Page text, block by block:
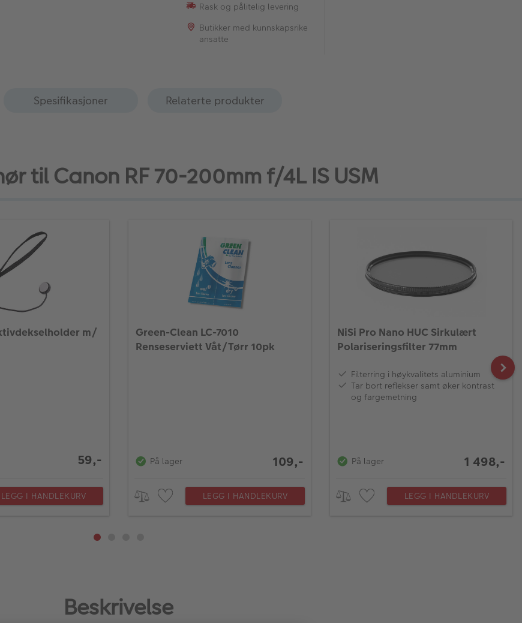
Rask og pålitelig levering
Butikker med kunnskapsrike
ansatte
Spesifikasjoner Relaterte produkter
til Canon RF 70-200mm f/4L IS USM
m/
59,-
LEGG I HANDLEKURV
Green-Clean LC-7010
Renseserviett Våt/Tørr 10pk
På lager 109,-
LEGG I HANDLEKURV
NiSi Pro Nano HUC Sirkulært
Polariseringsfilter 77mm
Filterring i høykvalitets aluminium
Tar bort reflekser samt øker kontrast
og fargemetning
På lager 1 498,-
LEGG I HANDLEKURV
Beskrivelse